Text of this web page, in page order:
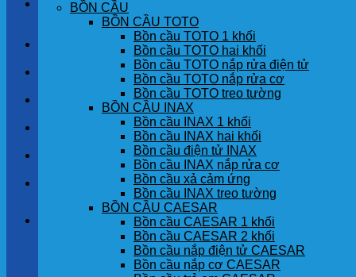
SẢN PHẨM
GÓC KHÁCH HÀNG
Chưa có sản phẩm trong giỏ hàng.
BỒN CẦU
BỒN CẦU TOTO
Bồn cầu TOTO 1 khối
Bồn cầu TOTO hai khối
Bồn cầu TOTO nắp rửa điện tử
Bồn cầu TOTO nắp rửa cơ
Bồn cầu TOTO treo tường
BỒN CẦU INAX
Bồn cầu INAX 1 khối
Bồn cầu INAX hai khối
Bồn cầu điện tử INAX
Bồn cầu INAX nắp rửa cơ
Bồn cầu xả cảm ứng
Bồn cầu INAX treo tường
BỒN CẦU CAESAR
Bồn cầu CAESAR 1 khối
Bồn cầu CAESAR 2 khối
Bồn cầu nắp điện tử CAESAR
Bồn cầu nắp cơ CAESAR